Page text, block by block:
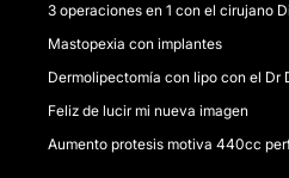
3 operaciones en 1 con el cirujano
Mastopexia con implantes
Dermolipectomía con lipo con el Dr
Feliz de lucir mi nueva imagen
Aumento protesis motiva 440cc